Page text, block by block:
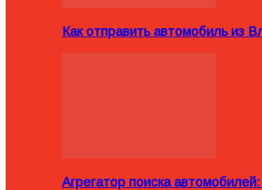
Как отправить автомобиль из
Агрегатор поиска